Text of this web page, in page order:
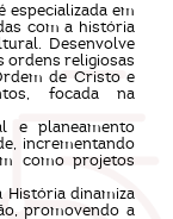
especializada em
com a história
Desenvolve
ordens religiosas
de Cristo e
focada na
e planeamento
incrementando
como projetos
História dinamiza
promovendo a